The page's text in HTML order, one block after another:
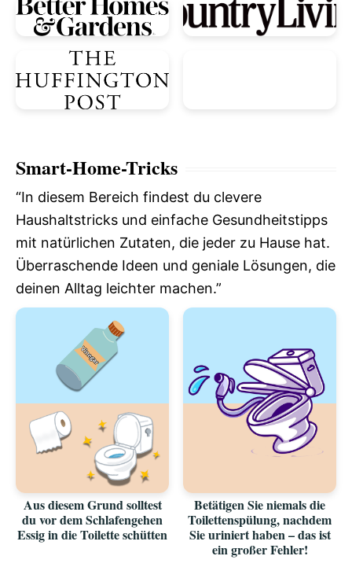
Smart-Home-Tricks
“In diesem Bereich findest du clevere
Haushaltstricks und einfache Gesundheitstipps
mit natürlichen Zutaten, die jeder zu Hause hat.
Überraschende Ideen und geniale Lösungen, die
deinen Alltag leichter machen.”
Aus diesem Grund solltest
du vor dem Schlafengehen
Essig in die Toilette schütten
Betätigen Sie niemals die
Toilettenspülung, nachdem
Sie uriniert haben – das ist
ein großer Fehler!